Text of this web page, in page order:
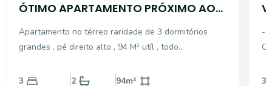
ÓTIMO APARTAMENTO PRÓXIMO AO
Apartamento no térreo raridade de 3 dormitórios
grandes , pé direito alto , 94 M² utíl , todo
embutidos piso taco, cozinha com armários
3 2 94m²
-
3